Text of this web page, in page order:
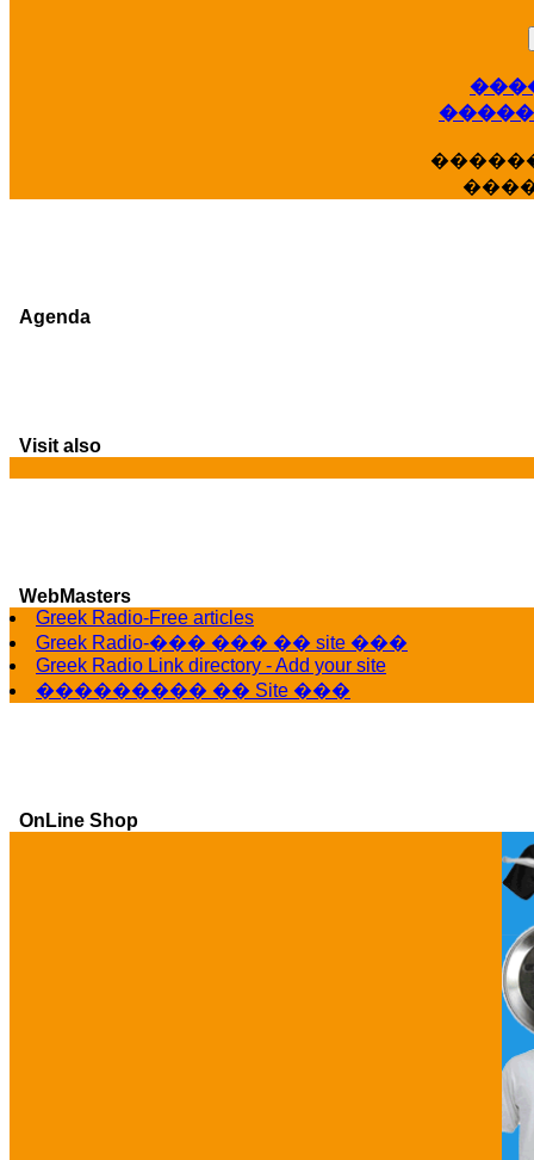
Agenda
Visit also
WebMasters
Greek Radio-Free articles
Greek Radio-��� ��� �� site ���
Greek Radio Link directory - Add your site
��������� �� Site ���
OnLine Shop